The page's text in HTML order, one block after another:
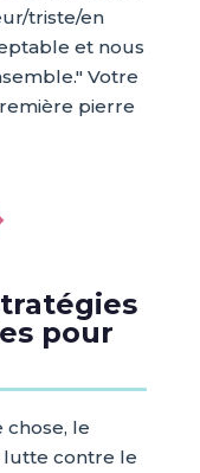
triste/en
et nous
Votre
pierre
pour
le
lutte contre le